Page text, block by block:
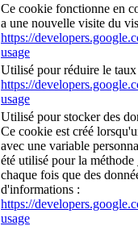
Ce cookie fonctionne en
a une nouvelle visite du
https://
usage
Utilisé pour réduire le
https://
usage
Utilisé pour stocker des
Ce cookie est créé
avec une variable
été utilisé pour la
chaque fois que des
d'informations :
https://
usage